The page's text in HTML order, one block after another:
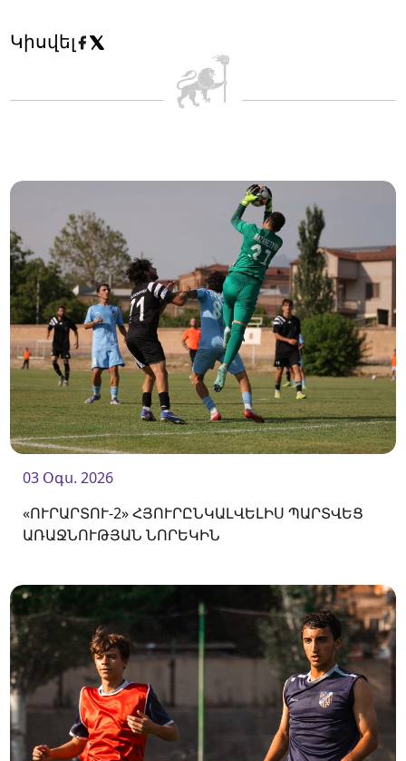
Կիսվել
03 Օգս. 2026
«ՈՒՐԱՐՏՈՒ-2» ՀՅՈՒՐԸՆԿԱԼՎԵԼԻՍ ՊԱՐՏՎԵՑ
ԱՌԱՋՆՈՒԹՅԱՆ ՆՈՐԵԿԻՆ